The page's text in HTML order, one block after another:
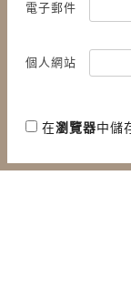
電子郵件
個人網站
在瀏覽器中儲